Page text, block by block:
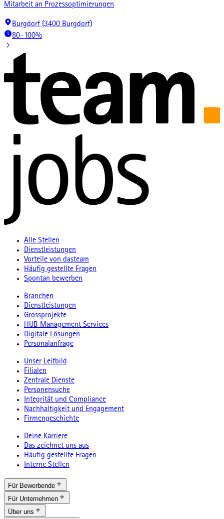
Mitarbeit an Prozessoptimierungen
Burgdorf (3400 Burgdorf)
80–100%
Alle Stellen
Dienstleistungen
Vorteile von dasteam
Häufig gestellte Fragen
Spontan bewerben
Branchen
Dienstleistungen
Grossprojekte
HUB Management Services
Digitale Lösungen
Personalanfrage
Unser Leitbild
Filialen
Zentrale Dienste
Personensuche
Integrität und Compliance
Nachhaltigkeit und Engagement
Firmengeschichte
Deine Karriere
Das zeichnet uns aus
Häufig gestellte Fragen
Interne Stellen
Für Bewerbende
Für Unternehmen
Über uns